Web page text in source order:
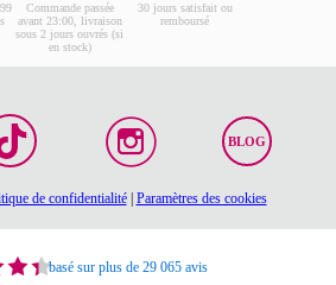
Commande passée
avant 23:00, livraison
sous 2 jours ouvrés (si
en stock)
30 jours satisfait ou
remboursé
BLOG
de confidentialité| Paramètres des cookies
basé sur plus de 29 065 avis